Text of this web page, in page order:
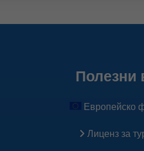
Полезни
Европейско
Лиценз за